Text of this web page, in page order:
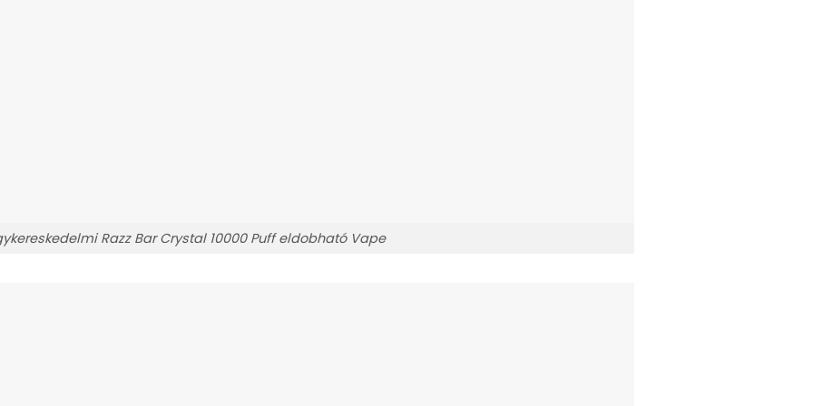
Razz Bar Crystal 10000 Puff eldobható Vape